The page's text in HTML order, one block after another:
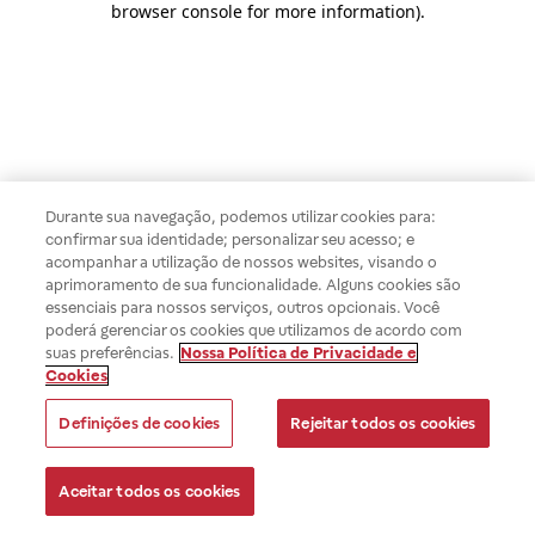
browser console for more information).
Durante sua navegação, podemos utilizar cookies para:
confirmar sua identidade; personalizar seu acesso; e
acompanhar a utilização de nossos websites, visando o
aprimoramento de sua funcionalidade. Alguns cookies são
essenciais para nossos serviços, outros opcionais. Você
poderá gerenciar os cookies que utilizamos de acordo com
suas preferências. Nossa Política de Privacidade e
Cookies
Definições de cookies Rejeitar todos os cookies
Aceitar todos os cookies